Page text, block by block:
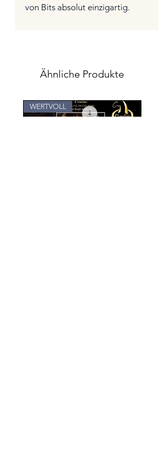
von Bits absolut einzigartig.
Ähnliche Produkte
WERTVOLL